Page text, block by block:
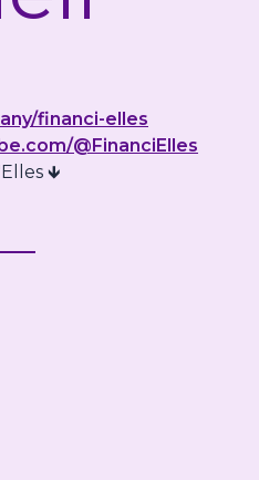
financi-elles
@FinanciElles
🡻